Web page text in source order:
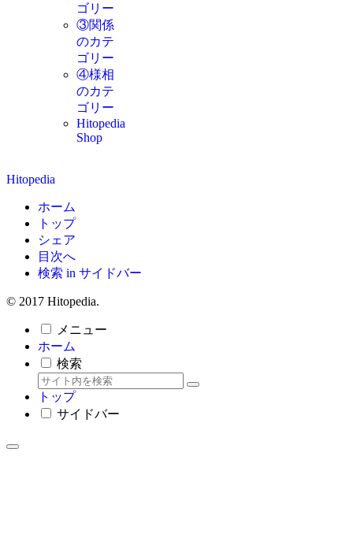
ゴリー
③関係
のカテ
ゴリー
④様相
のカテ
ゴリー
Hitopedia
Shop
Hitopedia
ホーム
トップ
シェア
目次へ
検索 in サイドバー
© 2017 Hitopedia.
メニュー
ホーム
検索
トップ
サイドバー